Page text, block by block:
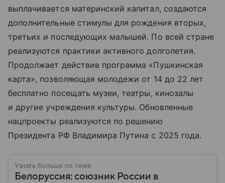
выплачивается материнский капитал, создаются
дополнительные стимулы для рождения вторых,
третьих и последующих малышей. По всей стране
реализуются практики активного долголетия.
Продолжает действие программа «Пушкинская
карта», позволяющая молодежи от 14 до 22 лет
бесплатно посещать музеи, театры, кинозалы
и другие учреждения культуры. Обновленные
нацпроекты реализуются по решению
Президента РФ Владимира Путина с 2025 года.
Узнать больше по теме
Белоруссия: союзник России в